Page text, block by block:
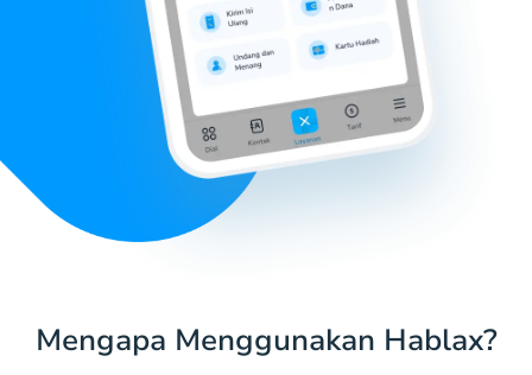
Mengapa Menggunakan Hablax?